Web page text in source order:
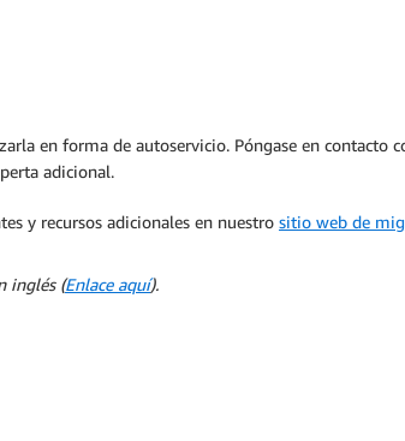
en forma de autoservicio. Póngase en contacto
adicional.
y recursos adicionales en nuestro sitio web de
inglés (Enlace aquí).